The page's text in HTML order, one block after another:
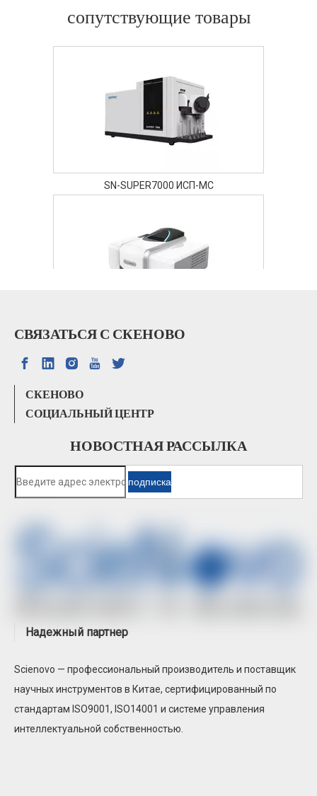
сопутствующие товары
SN-SUPER7000 ИСП-МС
SN-FTIR-530A FTIR
Атомно-абсорбционный спектрофотометр с
графитовой печью SN-AAS810F
спектрометрия
СВЯЗАТЬСЯ С СКЕНОВО
СКЕНОВО
СОЦИАЛЬНЫЙ ЦЕНТР
НОВОСТНАЯ РАССЫЛКА
подписка
Надежный партнер
Scienovo — профессиональный производитель и поставщик
научных инструментов в Китае, сертифицированный по
стандартам ISO9001, ISO14001 и системе управления
интеллектуальной собственностью.